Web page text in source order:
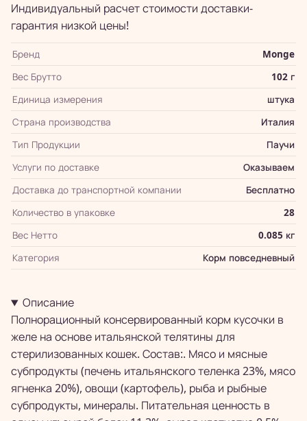
Индивидуальный расчет стоимости доставки-
гарантия низкой цены!
Бренд
Monge
Вес Брутто
102 г
Единица измерения
штука
Страна производства
Италия
Тип Продукции
Паучи
Услуги по доставке
Оказываем
Доставка до транспортной компании
Бесплатно
Количество в упаковке
28
Вес Нетто
0.085 кг
Категория
Корм повседневный
Описание
Полнорационный консервированный корм кусочки в
желе на основе итальянской телятины для
стерилизованных кошек. Состав:. Мясо и мясные
субпродукты (печень итальянского теленка 23%, мясо
ягненка 20%), овощи (картофель), рыба и рыбные
субпродукты, минералы. Питательная ценность в